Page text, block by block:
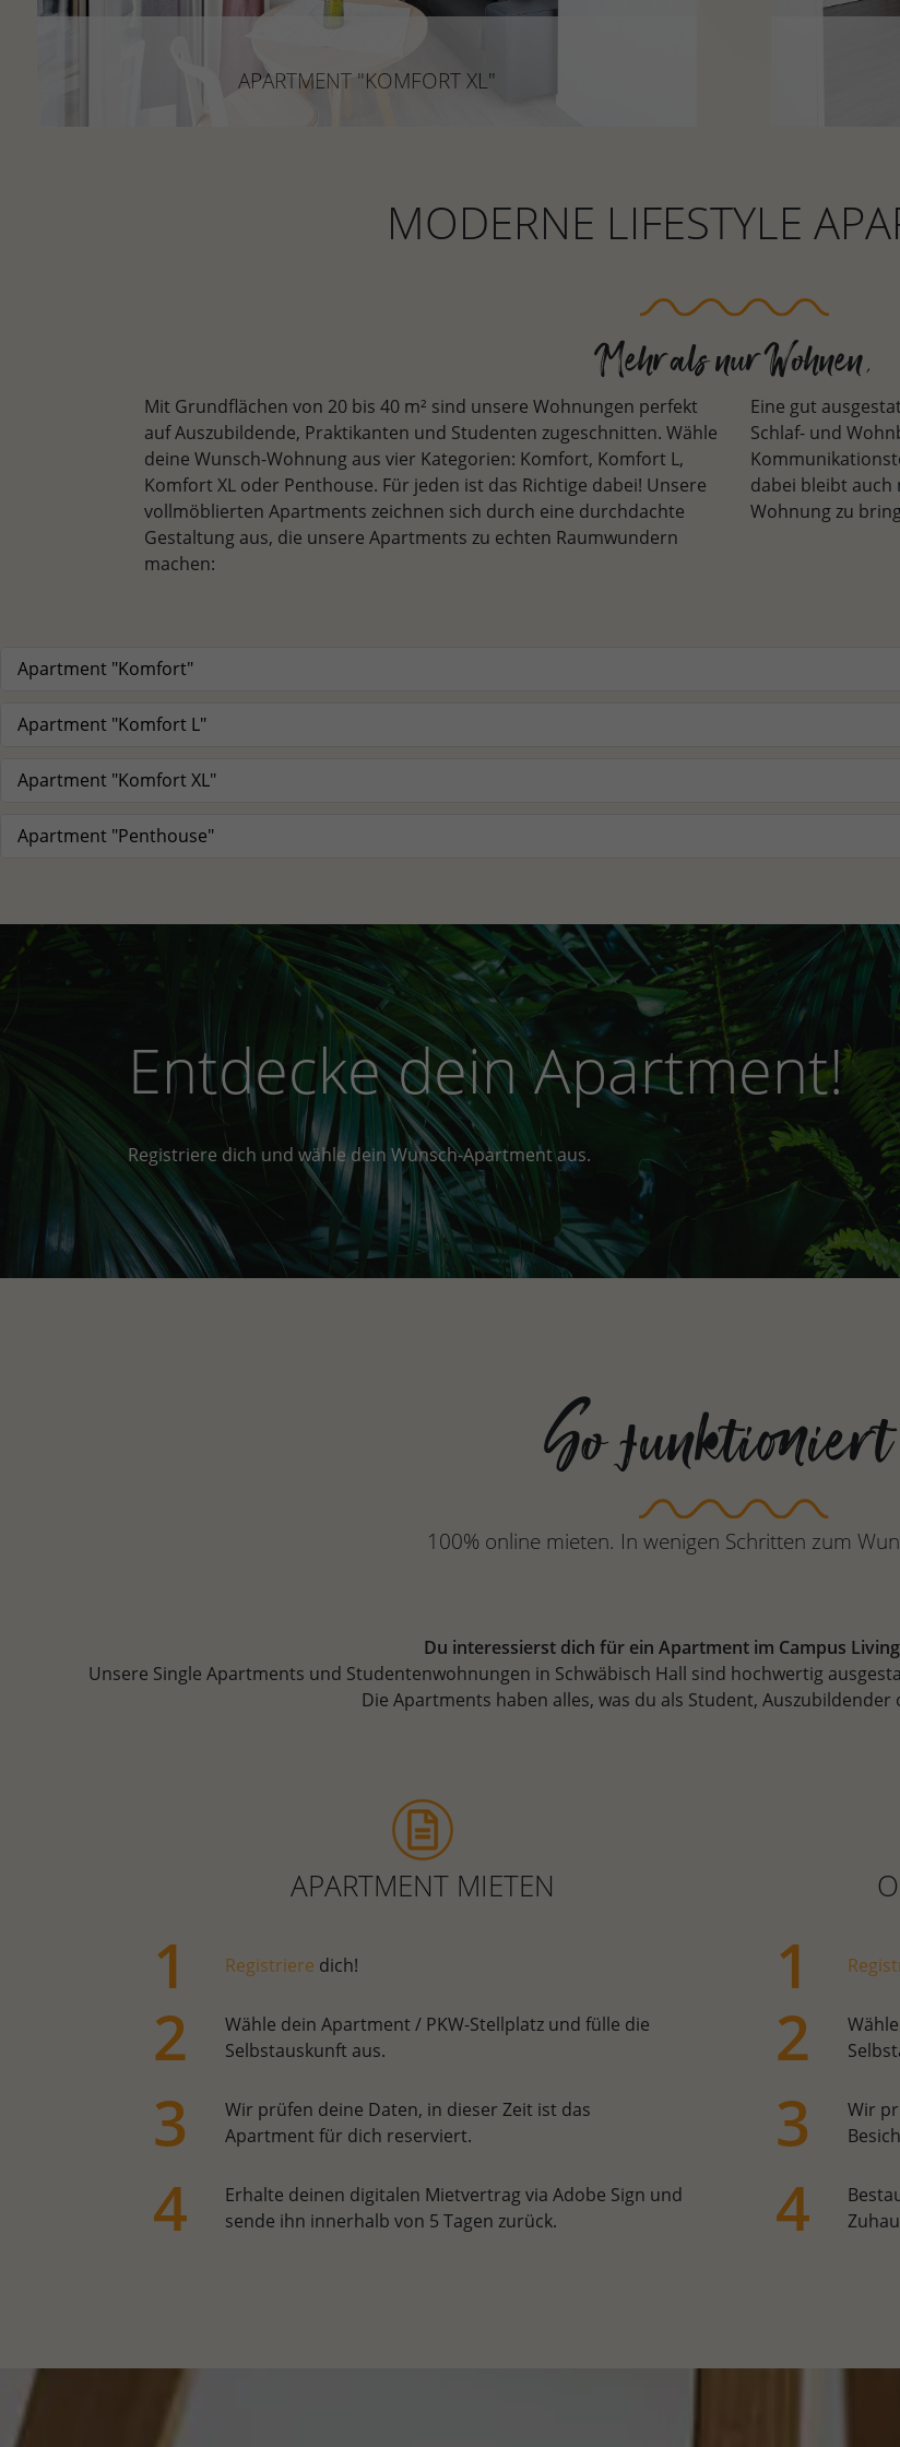
APARTMENT "KOMFORT XL"
APARTMENT "KOMFORT XL"
Die perfekte Lösung für Berufstätige oder die luxuriöse Variante für
MODERNE LIFESTYLE
Mehr als nur Wohnen.
Mit Grundflächen von 20 bis 40 m² sind unsere Wohnungen perfekt
auf Auszubildende, Praktikanten und Studenten zugeschnitten. Wähle
deine Wunsch-Wohnung aus vier Kategorien: Komfort, Komfort L,
Komfort XL oder Penthouse. Für jeden ist das Richtige dabei! Unsere
vollmöblierten Apartments zeichnen sich durch eine durchdachte
Gestaltung aus, die unsere Apartments zu echten Raumwundern
machen:
Eine gut
Schlaf- und
dabei bleibt auch
Wohnung zu
Apartment "Komfort"
Apartment "Komfort L"
Apartment "Komfort XL"
Apartment "Penthouse"
Entdecke dein Apartment!
Registriere dich und wähle dein Wunsch-Apartment aus.
So
100% online mieten. In wenigen Schritten zum
Du interessierst dich für ein Apartment im Campus
Unsere Single Apartments und Studentenwohnungen in Schwäbisch Hall sind hochwertig
Die Apartments haben alles, was du als Student,
APARTMENT MIETEN
Registriere dich!
Wähle dein Apartment / PKW-Stellplatz und fülle die
Selbstauskunft aus.
Wir prüfen deine Daten, in dieser Zeit ist das
Apartment für dich reserviert.
Erhalte deinen digitalen Mietvertrag via Adobe Sign und
sende ihn innerhalb von 5 Tagen zurück.
Wir